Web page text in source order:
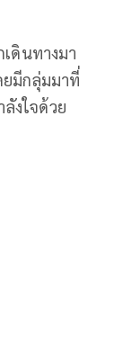
ดินทางมา
มีกลุ่มมาที่
งใจด้วย